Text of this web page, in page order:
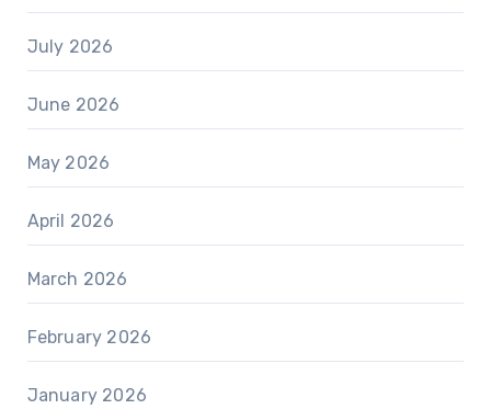
July 2026
June 2026
May 2026
April 2026
March 2026
February 2026
January 2026